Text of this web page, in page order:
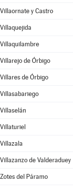
Villaornate y Castro
Villaquejida
Villaquilambre
Villarejo de Órbigo
Villares de Órbigo
Villasabariego
Villaselán
Villaturiel
Villazala
Villazanzo de Valderaduey
Zotes del Páramo